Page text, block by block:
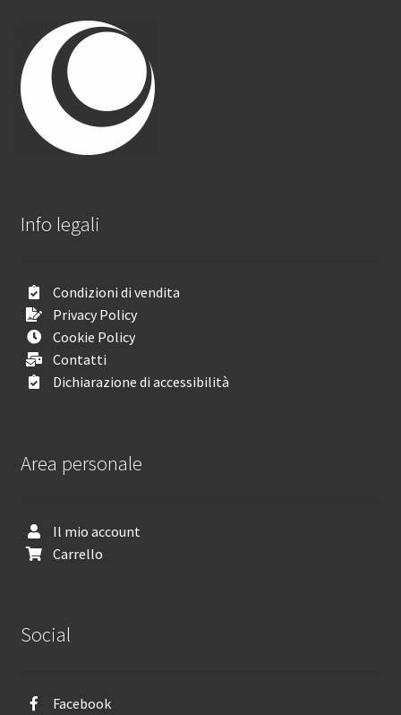
Info legali
Condizioni di vendita
Privacy Policy
Cookie Policy
Contatti
Dichiarazione di accessibilità
Area personale
Il mio account
Carrello
Social
Facebook